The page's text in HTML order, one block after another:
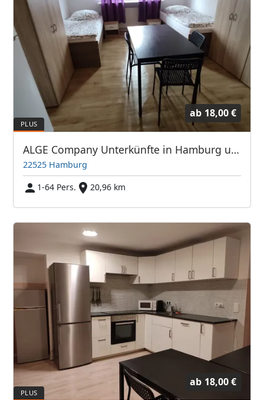
ab 18,00 €
ALGE Company Unterkünfte in Hamburg und Umgebung
22525 Hamburg
1-64 Pers.
20,96 km
ab 18,00 €